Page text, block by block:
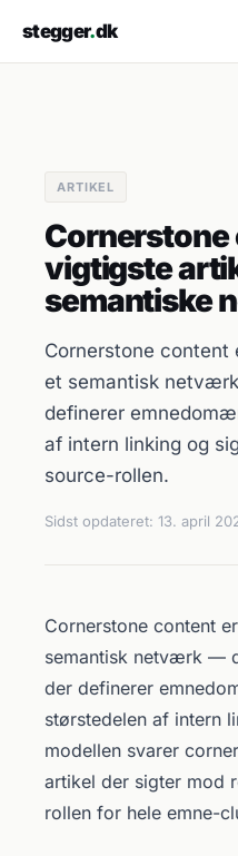
stegger.dk
ARTIKEL
vigtigste
semantiske
Cornerstone content
et semantisk
definerer
af intern linking og
source-rollen.
Sidst opdateret: 13. april
Cornerstone content
semantisk netværk —
der definerer
størstedelen af intern
modellen svarer
artikel der sigter mod
rollen for hele emne-